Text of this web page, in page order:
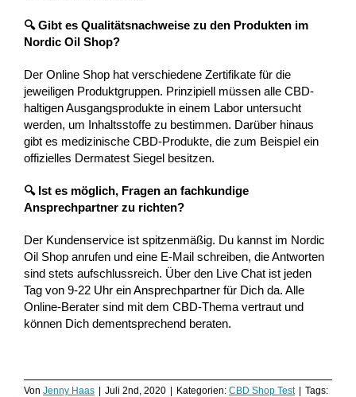
🔍 Gibt es Qualitätsnachweise zu den Produkten im
Nordic Oil Shop?
Der Online Shop hat verschiedene Zertifikate für die
jeweiligen Produktgruppen. Prinzipiell müssen alle CBD-
haltigen Ausgangsprodukte in einem Labor untersucht
werden, um Inhaltsstoffe zu bestimmen. Darüber hinaus
gibt es medizinische CBD-Produkte, die zum Beispiel ein
offizielles Dermatest Siegel besitzen.
🔍 Ist es möglich, Fragen an fachkundige
Ansprechpartner zu richten?
Der Kundenservice ist spitzenmäßig. Du kannst im Nordic
Oil Shop anrufen und eine E-Mail schreiben, die Antworten
sind stets aufschlussreich. Über den Live Chat ist jeden
Tag von 9-22 Uhr ein Ansprechpartner für Dich da. Alle
Online-Berater sind mit dem CBD-Thema vertraut und
können Dich dementsprechend beraten.
Von Jenny Haas | Juli 2nd, 2020 | Kategorien: CBD Shop Test | Tags: